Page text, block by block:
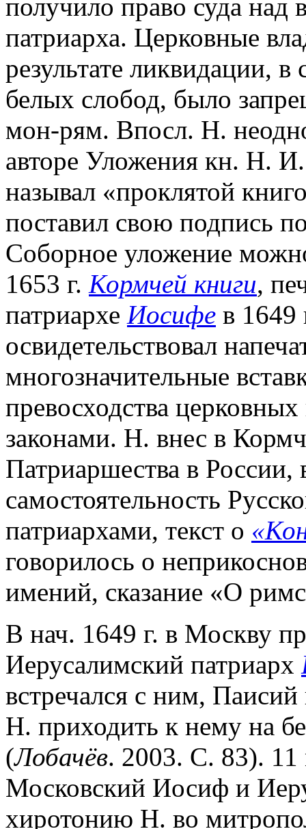
получило право суда над
патриарха. Церковные
результате ликвидации,
белых слобод, было
мон-рям. Впосл. Н.
авторе Уложения кн. Н.
называл «проклятой
поставил свою подпись
Соборное уложение
1653 г. Кормчей книги,
патриархе Иосифе в 1649
освидетельствовал
многозначительные
превосходства
законами. Н. внес в
Патриаршества в России,
самостоятельность
патриархами, текст о
говорилось о
имений, сказание «О
В нач. 1649 г. в Москву
Иерусалимский патриарх
встречался с ним,
Н. приходить к нему на
(Лобачёв. 2003. С. 83). 11
Московский Иосиф и
хиротонию Н. во